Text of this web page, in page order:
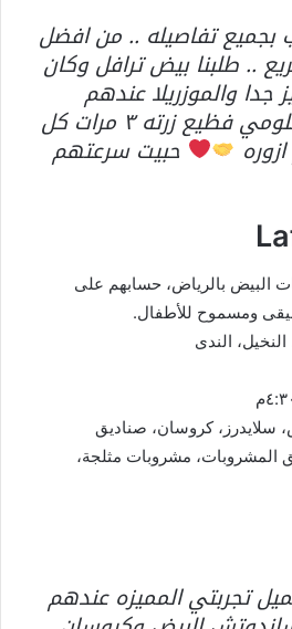
بجميع تفاصيله .. من افضل
.. طلبنا بيض ترافل وكان
والموزريلا عندهم
عجيبه وساندوش حلومي فظيع زرته ٣ مرات كل
حبيت سرعتهم
البيض بالرياض، حسابهم على
ومسموح للأطفال.
سلايدرز، كروسان، صناديق
المشروبات، مشروبات مثلجة،
تجربتي المميزه عندهم